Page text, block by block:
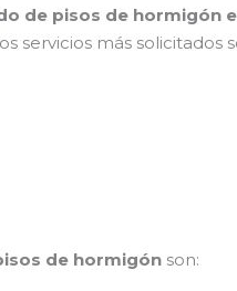
de pisos de hormigón
servicios más solicitados
de hormigón son: